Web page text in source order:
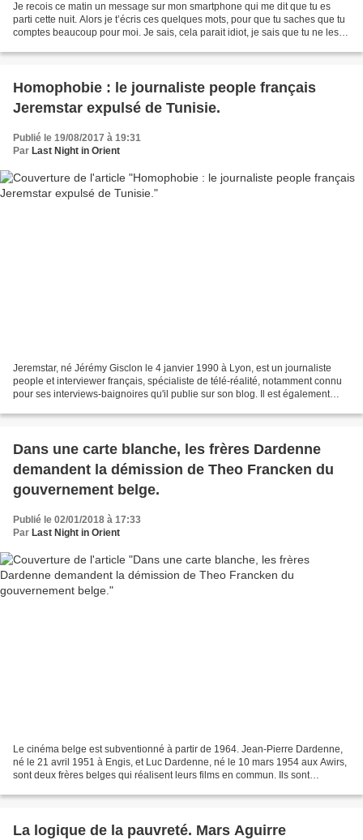
Je recois ce matin un message sur mon smartphone qui me dit que tu es
parti cette nuit. Alors je t’écris ces quelques mots, pour que tu saches que tu
comptes beaucoup pour moi. Je sais, cela parait idiot, je sais que tu ne les
Homophobie : le journaliste people français
Jeremstar expulsé de Tunisie.
Publié le 19/08/2017 à 19:31
Par Last Night in Orient
Jeremstar, né Jérémy Gisclon le 4 janvier 1990 à Lyon, est un journaliste
people et interviewer français, spécialiste de télé-réalité, notamment connu
pour ses interviews-baignoires qu'il publie sur son blog. Il est également
Dans une carte blanche, les frères Dardenne
demandent la démission de Theo Francken du
gouvernement belge.
Publié le 02/01/2018 à 17:33
Par Last Night in Orient
Le cinéma belge est subventionné à partir de 1964. Jean-Pierre Dardenne,
né le 21 avril 1951 à Engis, et Luc Dardenne, né le 10 mars 1954 aux Awirs,
sont deux frères belges qui réalisent leurs films en commun. Ils sont
La logique de la pauvreté. Mars Aguirre